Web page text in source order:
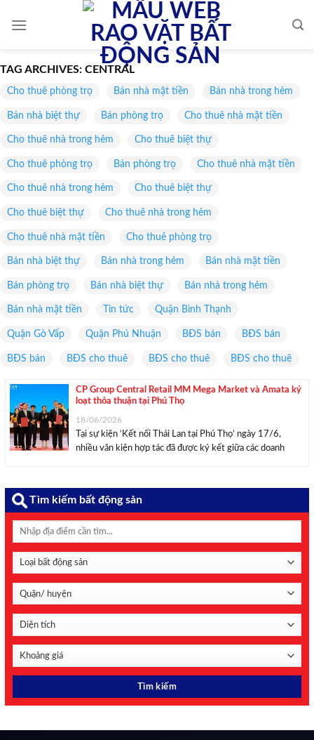
TAG ARCHIVES: CENTRAL
Cho thuê phòng trọ Bán nhà mặt tiền Bán nhà trong hẻm
Bán nhà biệt thự Bán phòng trọ Cho thuê nhà mặt tiền
Cho thuê nhà trong hẻm Cho thuê biệt thự
Cho thuê phòng trọ Bán phòng trọ Cho thuê nhà mặt tiền
Cho thuê nhà trong hẻm Cho thuê biệt thự
Cho thuê biệt thự Cho thuê nhà trong hẻm
Cho thuê nhà mặt tiền Cho thuê phòng trọ
Bán nhà biệt thự Bán nhà trong hẻm Bán nhà mặt tiền
Bán phòng trọ Bán nhà biệt thự Bán nhà trong hẻm
Bán nhà mặt tiền Tin tức Quận Bình Thạnh
Quận Gò Vấp Quận Phú Nhuận BĐS bán BĐS bán
BĐS bán BĐS cho thuê BĐS cho thuê BĐS cho thuê
CP Group Central Retail MM Mega Market và Amata ký
loạt thỏa thuận tại Phú Thọ
18/06/2026
Tại sự kiện ‘Kết nối Thái Lan tại Phú Thọ’ ngày 17/6,
nhiều văn kiện hợp tác đã được ký kết giữa các doanh
Tìm kiếm bất động sản